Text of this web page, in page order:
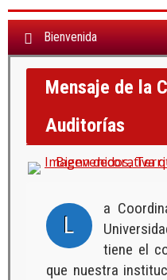
Bienvenida
Mensaje de la
Auditorías
L
a
tiene el
que nuestra